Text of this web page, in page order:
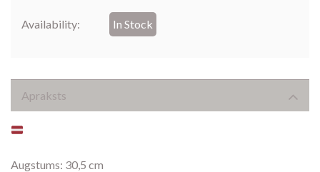
Availability: In Stock
Apraksts
Augstums: 30,5 cm